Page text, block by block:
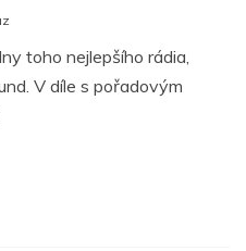
toho nejlepšího rádia,
V díle s pořadovým